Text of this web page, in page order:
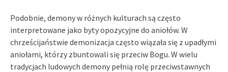
Podobnie, demony w różnych kulturach są często
interpretowane jako byty opozycyjne do aniołów. W
chrześcijaństwie demonizacja często wiązała się z upadłymi
aniołami, którzy zbuntowali się przeciw Bogu. W wielu
tradycjach ludowych demony pełnią rolę przeciwstawnych